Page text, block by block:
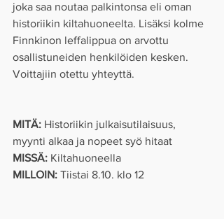
joka saa noutaa palkintonsa eli oman
historiikin kiltahuoneelta. Lisäksi kolme
Finnkinon leffalippua on arvottu
osallistuneiden henkilöiden kesken.
Voittajiin otettu yhteyttä.
MITÄ: Historiikin julkaisutilaisuus,
myynti alkaa ja nopeet syö hitaat
MISSÄ: Kiltahuoneella
MILLOIN: Tiistai 8.10. klo 12